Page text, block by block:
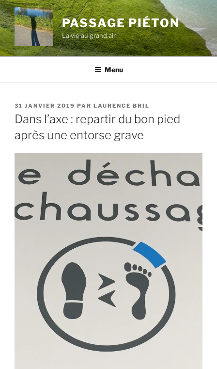
Aller
au
contenu
principal
PASSAGE PIÉTON
La vie au grand air
Menu
PUBLIÉ
LE
31 JANVIER 2019 PAR LAURENCE BRIL
Dans l’axe : repartir du bon pied
après une entorse grave